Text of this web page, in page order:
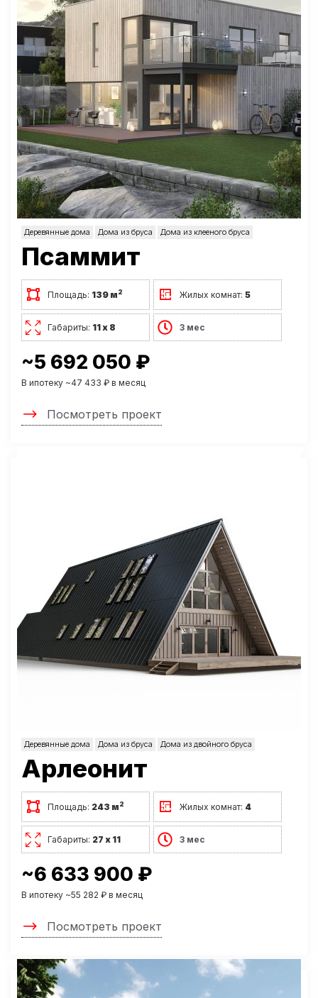
Деревянные дома Дома из бруса Дома из клееного бруса
Псаммит
Площадь: 139 м2 Жилых комнат:5
Габариты: 11 х 8 3 мес
~5 692 050 ₽
В ипотеку ~47 433 ₽ в месяц
Посмотреть проект
Деревянные дома Дома из бруса Дома из двойного бруса
Арлеонит
Площадь: 243 м2 Жилых комнат: 4
Габариты: 27 х 11 3 мес
~6 633 900 ₽
В ипотеку ~55 282 ₽ в месяц
Посмотреть проект